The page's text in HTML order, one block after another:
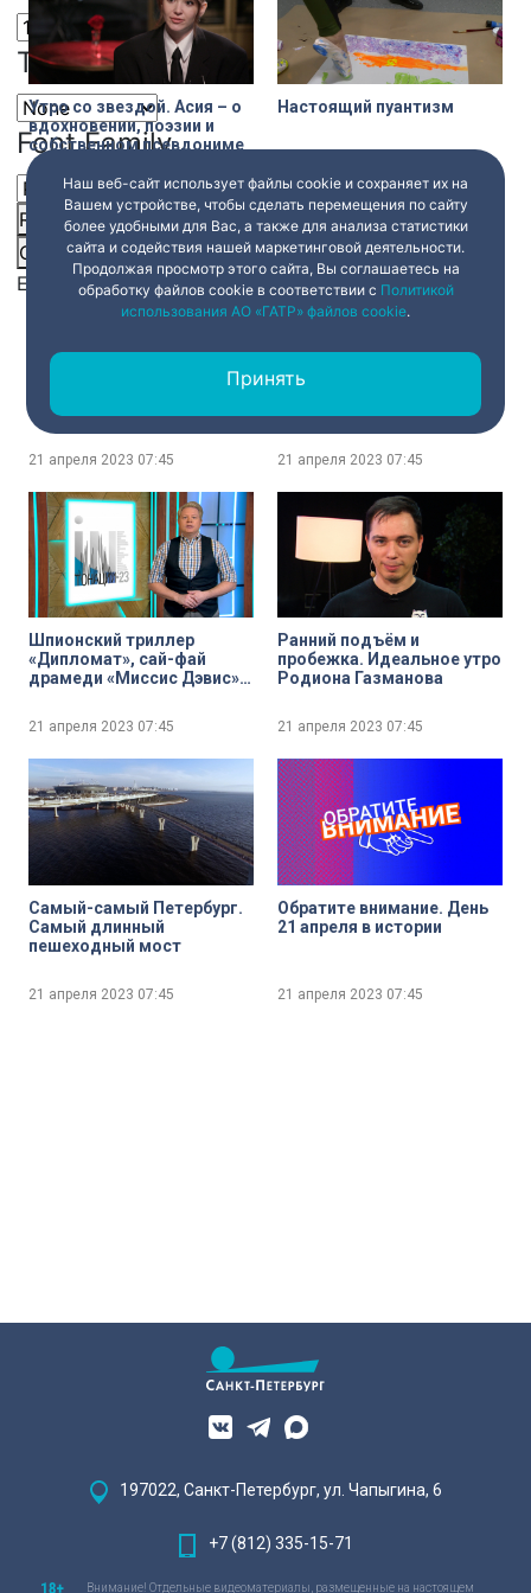
Text Edge Style
Font Family
Resetrestore all settings to the default values Done
Close Modal Dialog
End of dialog window.
Утро со звездой. Асия – о
вдохновении, поэзии и
собственном псевдониме
21 апреля 202307:45
Настоящий пуантизм
21 апреля 202307:45
готовится к началу
летнего сезона
21 апреля 2023 07:45
С носом и без носа. ТЮЗ
повести Н. В. Гоголя «Нос».
21 апреля 2023 07:45
Шпионский триллер
«Дипломат», сай-фай
драмеди «Миссис Дэвис» и
Кроненберга 1988 года –
«Связанные насмерть».
Лучшие сериальные
новинки этой недели
21 апреля 2023 07:45
Ранний подъём и
пробежка. Идеальное утро
Родиона Газманова
21 апреля 2023 07:45
Самый-самый Петербург.
Самый длинный
пешеходный мост
21 апреля 2023 07:45
Обратите внимание. День
21 апреля в истории
21 апреля 2023 07:45
Наш веб-сайт использует файлы cookie и сохраняет их на
Вашем устройстве, чтобы сделать перемещения по сайту
более удобными для Вас, а также для анализа статистики
сайта и содействия нашей маркетинговой деятельности.
Продолжая просмотр этого сайта, Вы соглашаетесь на
обработку файлов cookie в соответствии с Политикой
использования АО «ГАТР» файлов cookie.
Принять
197022, Санкт-Петербург, ул. Чапыгина, 6
+7 (812) 335-15-71
Внимание! Отдельные видеоматериалы, размещенные на настоящем